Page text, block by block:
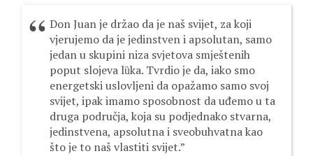
Don Juan je držao da je naš svijet, za koji
vjerujemo da je jedinstven i apsolutan, samo
jedan u skupini niza svjetova smještenih
poput slojeva lȕka. Tvrdio je da, iako smo
energetski uslovljeni da opažamo samo svoj
svijet, ipak imamo sposobnost da uđemo u ta
druga područja, koja su podjednako stvarna,
jedinstvena, apsolutna i sveobuhvatna kao
što je to naš vlastiti svijet.”